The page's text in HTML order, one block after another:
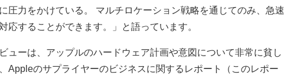
圧力をかけている。 マルチロ​​ケーション戦略を通じてのみ、急速
応することができます。」と語っています。
ューは、アップルのハードウェア計画や意図について非常に貧し
Appleのサプライヤーのビジネスに関するレポート（このレポー